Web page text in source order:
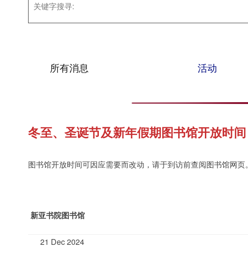
所有消息 活动
冬至、圣诞节及新年假期图书馆开放时间
图书馆开放时间可因应需要而改动，请于到访前查阅图书馆网页。
新亚书院图书馆
21 Dec 2024